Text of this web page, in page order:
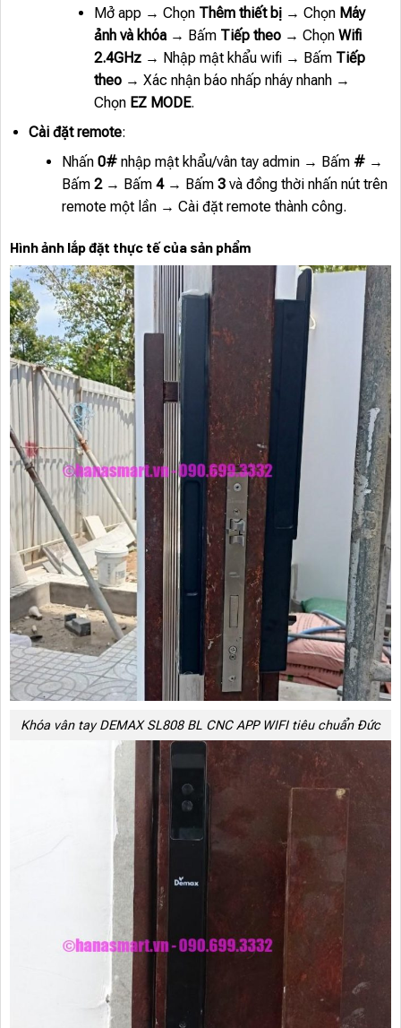
Mở app → Chọn Thêm thiết bị → Chọn Máy
ảnh và khóa → Bấm Tiếp theo → ChọnWifi
2.4GHz → Nhập mật khẩu wifi → Bấm Tiếp
theo → Xác nhận báo nhấp nháy nhanh →
Chọn EZ MODE.
Cài đặt remote:
Nhấn 0#nhập mật khẩu/vân tay admin → Bấm #→
Bấm 2→ Bấm 4→ Bấm 3và đồng thời nhấn nút trên
remote một lần → Cài đặt remote thành công.
Hình ảnh lắp đặt thực tế của sản phẩm
Khóa vân tay DEMAX SL808 BL CNC APP WIFI tiêu chuẩn Đức